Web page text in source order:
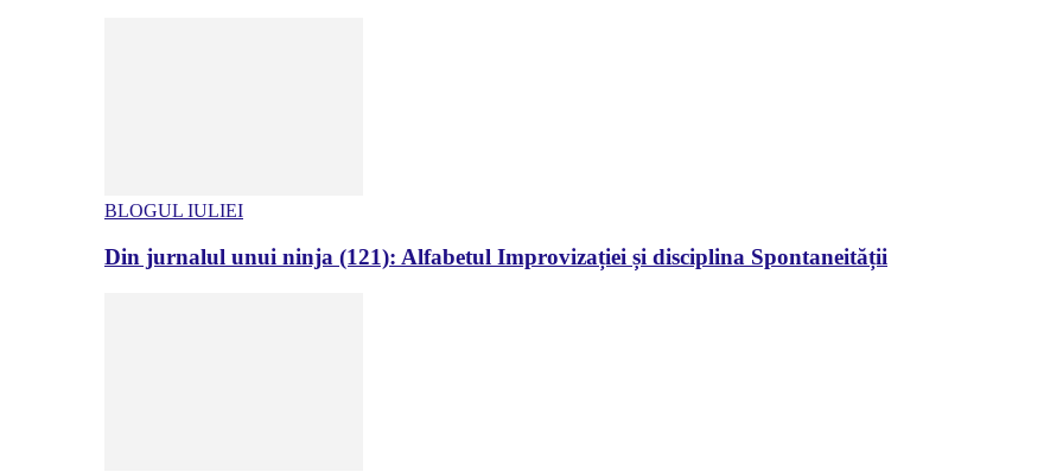
BLOGUL IULIEI
Din jurnalul unui ninja (121): Alfabetul Improvizației și disciplina Spontaneității